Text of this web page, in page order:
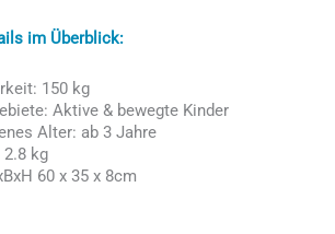
im Überblick:
150 kg
Aktive & bewegte Kinder
Alter: ab 3 Jahre
2.8 kg
60 x 35 x 8cm